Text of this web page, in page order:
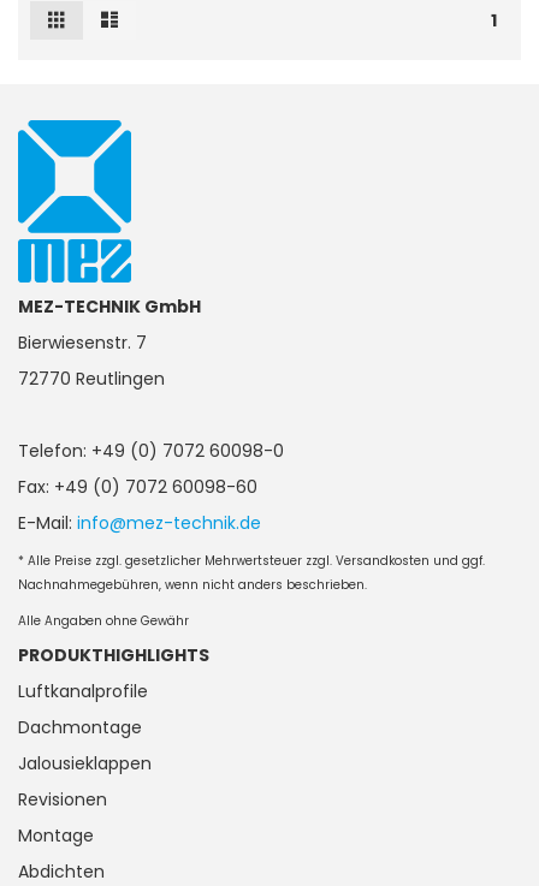
1
Ansicht
Raster
MEZ-TECHNIK GmbH
Bierwiesenstr. 7
72770 Reutlingen
Telefon: +49 (0) 7072 60098-0
Fax: +49 (0) 7072 60098-60
E-Mail: info@mez-technik.de
* Alle Preise zzgl. gesetzlicher Mehrwertsteuer zzgl. Versandkosten und ggf.
Nachnahmegebühren, wenn nicht anders beschrieben.
Alle Angaben ohne Gewähr
PRODUKTHIGHLIGHTS
Luftkanalprofile
Dachmontage
Jalousieklappen
Revisionen
Montage
Abdichten